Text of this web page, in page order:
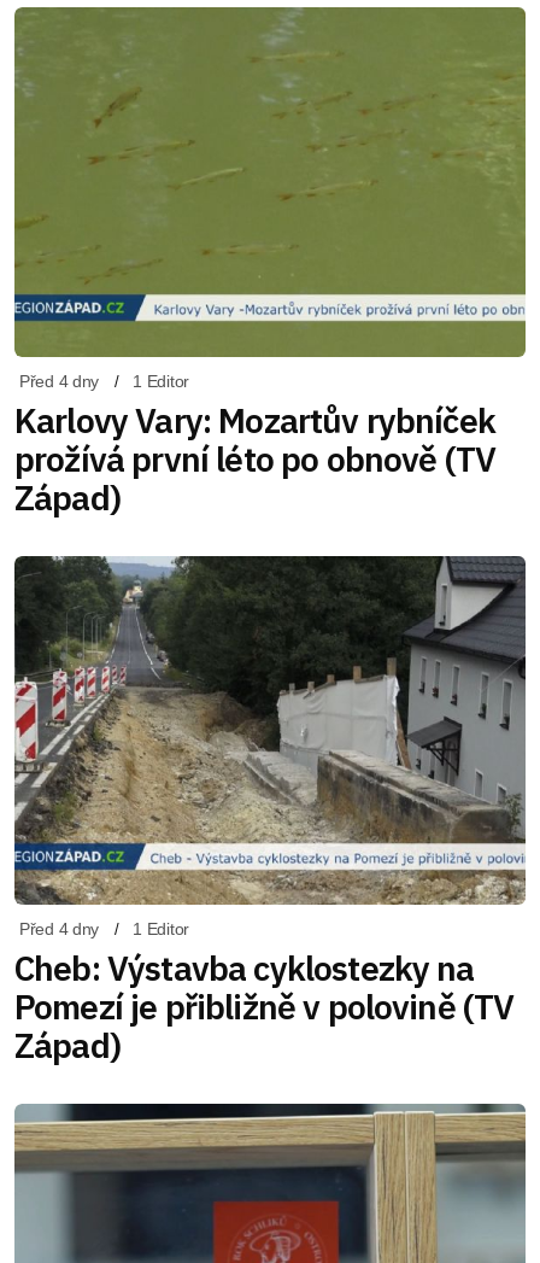
Před 4 dny 1 Editor
Karlovy Vary: Mozartův rybníček
prožívá první léto po obnově (TV
Západ)
Před 4 dny 1 Editor
Cheb: Výstavba cyklostezky na
Pomezí je přibližně v polovině (TV
Západ)